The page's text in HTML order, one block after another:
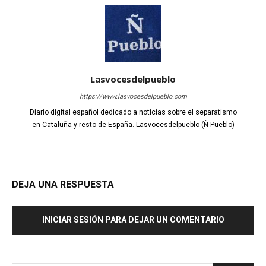
Lasvocesdelpueblo
https://www.lasvocesdelpueblo.com
Diario digital español dedicado a noticias sobre el separatismo
en Cataluña y resto de España. Lasvocesdelpueblo (Ñ Pueblo)
DEJA UNA RESPUESTA
INICIAR SESIÓN PARA DEJAR UN COMENTARIO